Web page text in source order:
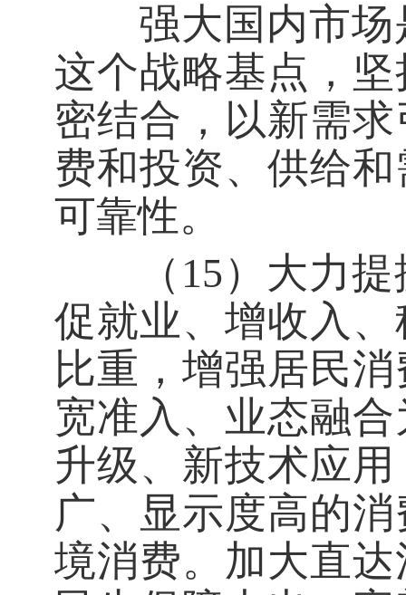
强大国内市场
这个战略基点，
密结合，以新需
费和投资、供给
可靠性。
（15）大力提
促就业、增收入
比重，增强居民
宽准入、业态融
升级、新技术应
广、显示度高的
境消费。加大直